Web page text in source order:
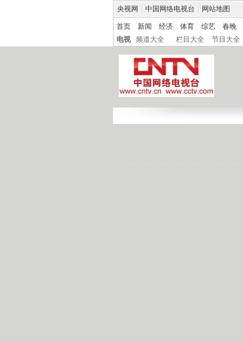
央视网 中国网络电视台 网站地图
首页 新闻 经济 体育 综艺 春晚
电视
频道大全 栏目大全 节目大全